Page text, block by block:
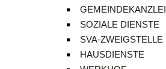
GEMEINDEKANZLEI
SOZIALE DIENSTE
SVA-ZWEIGSTELLE
HAUSDIENSTE